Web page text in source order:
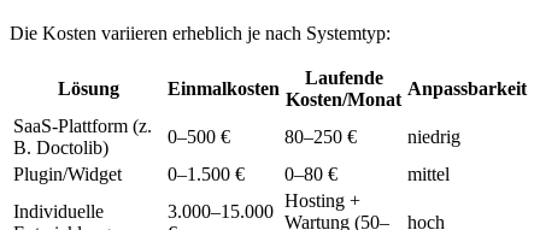
Die Kosten variieren erheblich je nach Systemtyp:
Lösung Einmalkosten
Laufende
Kosten/Monat
Anpassbarkeit
SaaS-Plattform (z.
B. Doctolib)
0–500 € 80–250 €
niedrig
Plugin/Widget
0–1.500 € 0–80 €
mittel
Individuelle
3.000–15.000
Hosting +
Wartung (50–
hoch